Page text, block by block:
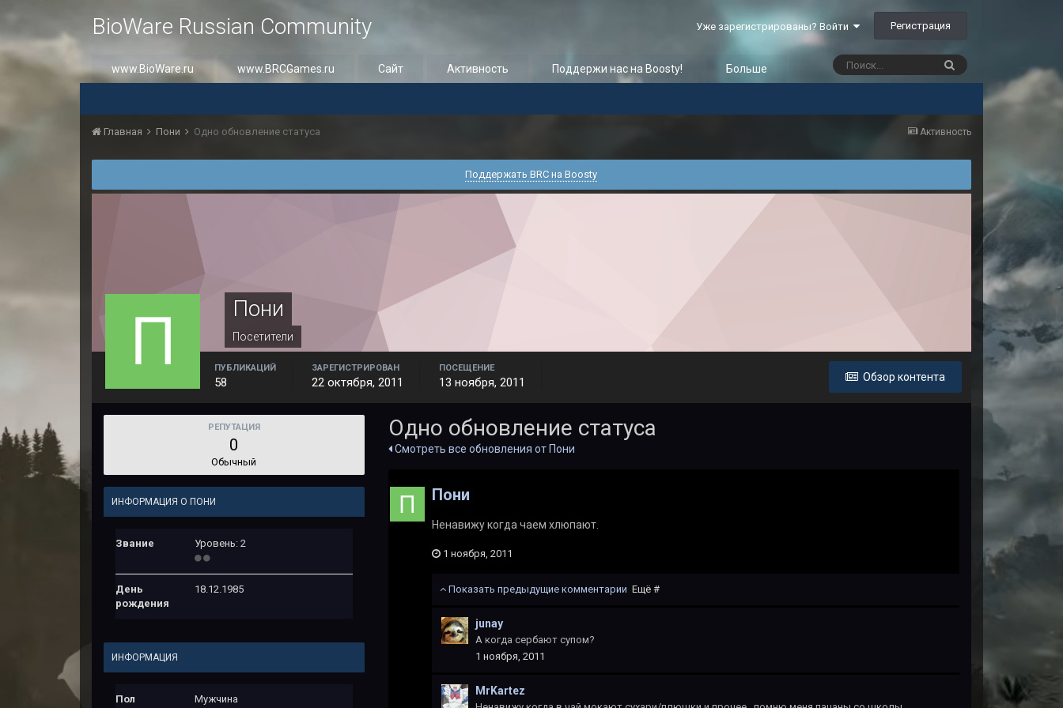
BioWare Russian Community Уже зарегистрированы? Войти Регистрация
www.BioWare.ru www.BRCGames.ru Сайт Активность Поддержи нас на Boosty! Больше
Активность
Главная Пони Одно обновление статуса
Поддержать BRC на Boosty
Пони
Посетители
Обзор контента
ПУБЛИКАЦИЙ
58
ЗАРЕГИСТРИРОВАН
22 октября, 2011
ПОСЕЩЕНИЕ
13 ноября, 2011
РЕПУТАЦИЯ
0
Обычный
ИНФОРМАЦИЯ О ПОНИ
Звание Уровень: 2
День
рождения
18.12.1985
ИНФОРМАЦИЯ
Пол Мужчина
Одно обновление статуса
Смотреть все обновления от Пони
Пони
Ненавижу когда чаем хлюпают.
1 ноября, 2011
Показать предыдущие комментарии Ещё #
junay
А когда сербают супом?
1 ноября, 2011
MrKartez